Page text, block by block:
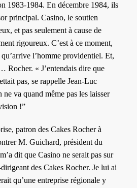
1983-1984. En décembre 1984, ils
principal. Casino, le soutien
et pas seulement à cause de
rigoureux. C’est à ce moment,
l’homme providentiel. Et,
Rocher. « J’entendais dire que
pas, se rappelle Jean-Luc
ne va quand même pas les laisser
!”
patron des Cakes Rocher à
M. Guichard, président du
dit que Casino ne serait pas sur
des Cakes Rocher. Je lui ai
qu’une entreprise régionale y